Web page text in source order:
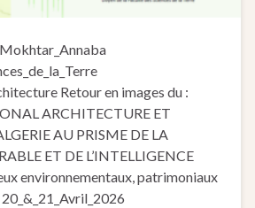
Retour en images du :
ARCHITECTURE ET
AU PRISME DE LA
ET DE L’INTELLIGENCE
environnementaux, patrimoniaux